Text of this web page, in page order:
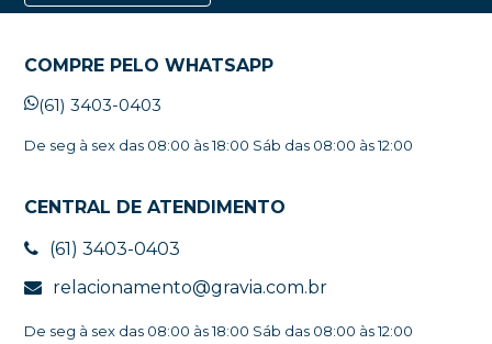
COMPRE PELO WHATSAPP
(61) 3403-0403
De seg à sex das 08:00 às 18:00 Sáb das 08:00 às 12:00
CENTRAL DE ATENDIMENTO
(61) 3403-0403
relacionamento@gravia.com.br
De seg à sex das 08:00 às 18:00 Sáb das 08:00 às 12:00